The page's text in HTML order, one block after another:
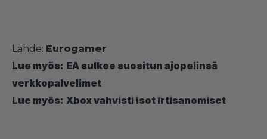
Lähde: Eurogamer
Lue myös: EA sulkee suositun ajopelinsä
verkkopalvelimet
Lue myös: Xbox vahvisti isot irtisanomiset